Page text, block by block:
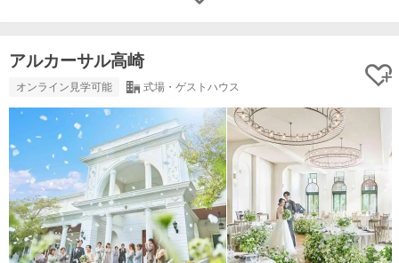
アルカーサル高崎
オンライン見学可能 式場・ゲストハウス